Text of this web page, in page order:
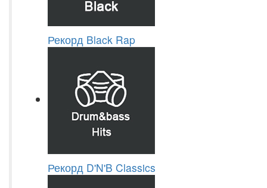
Рекорд Black Rap
Рекорд D'N'B Classics